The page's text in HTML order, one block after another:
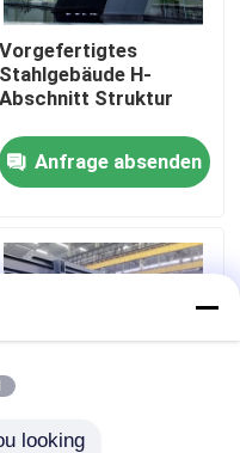
Vorgefertigtes
Stahlgebäude H-
Abschnitt Struktur
Anfrage absenden
looking